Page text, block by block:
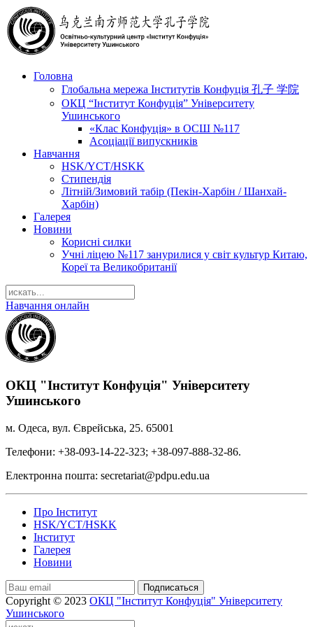
Головна
Глобальна мережа Інститутів Конфуція 孔子 学院
ОКЦ “Інститут Конфуція” Університету
Ушинського
«Клас Конфуція» в ОСШ №117
Асоціації випускників
Навчання
HSK/YCT/HSKK
Стипендія
Літній/Зимовий табір (Пекін-Харбін / Шанхай-
Харбін)
Галерея
Новини
Корисні силки
Учні ліцею №117 занурилися у світ культур Китаю,
Кореї та Великобританії
Навчання онлайн
ОКЦ "Інститут Конфуція" Університету
Ушинського
м. Одеса, вул. Єврейська, 25. 65001
Телефони: +38-093-14-22-323; +38-097-888-32-86.
Електронна пошта: secretariat@pdpu.edu.ua
Про Інститут
HSK/YCT/HSKK
Інститут
Галерея
Новини
Подписаться
Copyright © 2023 ОКЦ "Інститут Конфуція" Університету
Ушинського